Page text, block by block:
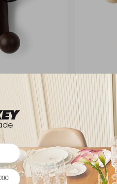
Woody 14 X
10 X 17
R$ 129,90